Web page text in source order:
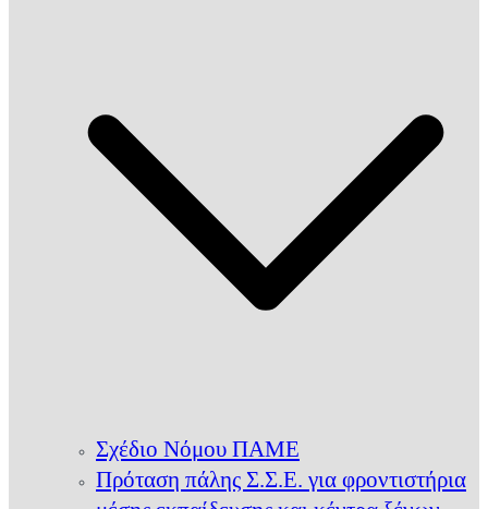
Σχέδιο Νόμου ΠΑΜΕ
Πρόταση πάλης Σ.Σ.Ε. για φροντιστήρια